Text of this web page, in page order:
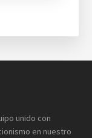
unido con
en nuestro